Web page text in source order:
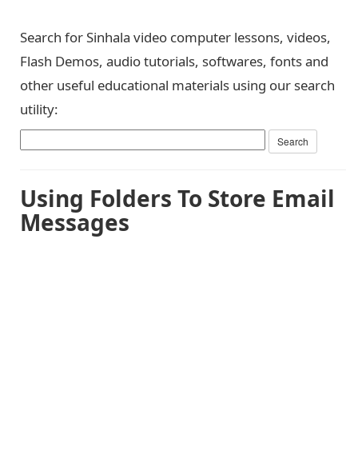
Search for Sinhala video computer lessons, videos,
Flash Demos, audio tutorials, softwares, fonts and
other useful educational materials using our search
utility:
Using Folders To Store Email
Messages